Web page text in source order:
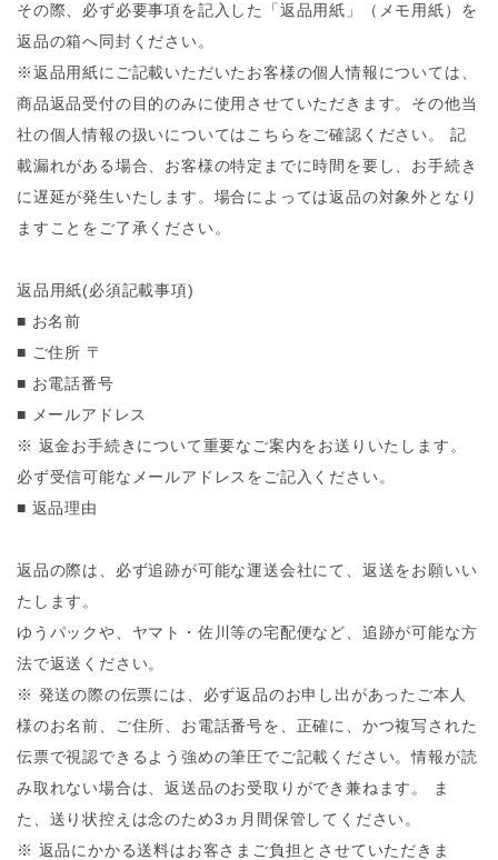
その際、必ず必要事項を記入した「返品用紙」（メモ用紙）を
返品の箱へ同封ください。
※返品用紙にご記載いただいたお客様の個人情報については、
商品返品受付の目的のみに使用させていただきます。その他当
社の個人情報の扱いについてはこちらをご確認ください。 記
載漏れがある場合、お客様の特定までに時間を要し、お手続き
に遅延が発生いたします。場合によっては返品の対象外となり
ますことをご了承ください。
返品用紙(必須記載事項)
■ お名前
■ ご住所 〒
■ お電話番号
■ メールアドレス
※ 返金お手続きについて重要なご案内をお送りいたします。
必ず受信可能なメールアドレスをご記入ください。
■ 返品理由
返品の際は、必ず追跡が可能な運送会社にて、返送をお願いい
たします。
ゆうパックや、ヤマト・佐川等の宅配便など、追跡が可能な方
法で返送ください。
※ 発送の際の伝票には、必ず返品のお申し出があったご本人
様のお名前、ご住所、お電話番号を、正確に、かつ複写された
伝票で視認できるよう強めの筆圧でご記載ください。情報が読
み取れない場合は、返送品のお受取りができ兼ねます。 ま
た、送り状控えは念のため3ヵ月間保管してください。
※ 返品にかかる送料はお客さまご負担とさせていただきま